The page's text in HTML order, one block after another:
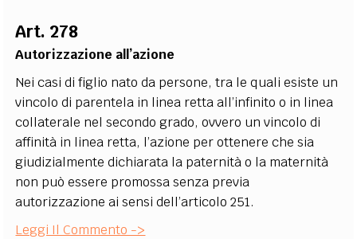
Art. 278
Autorizzazione all’azione
Nei casi di figlio nato da persone, tra le quali esiste un
vincolo di parentela in linea retta all’infinito o in linea
collaterale nel secondo grado, ovvero un vincolo di
affinità in linea retta, l’azione per ottenere che sia
giudizialmente dichiarata la paternità o la maternità
non può essere promossa senza previa
autorizzazione ai sensi dell’articolo 251.
Leggi Il Commento ->